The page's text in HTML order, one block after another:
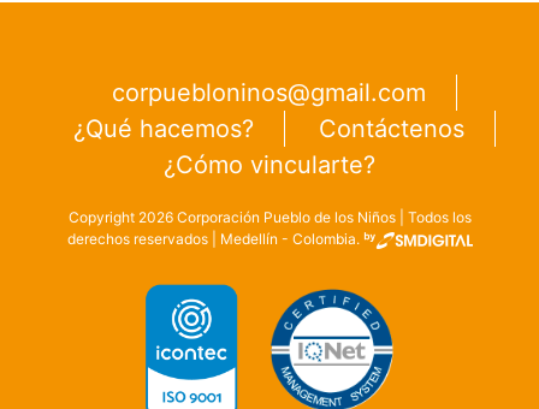
corpuebloninos@gmail.com
¿Qué hacemos?
Contáctenos
¿Cómo vincularte?
Copyright 2026Corporación Pueblo de los Niños | Todos los
derechos reservados | Medellín - Colombia.